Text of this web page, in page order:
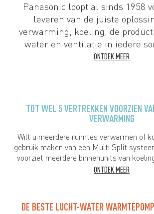
Panasonic loopt al sinds 1958
leveren van de juiste
verwarming, koeling, de
water en ventilatie in iedere
ONTDEK MEER
TOT WEL 5 VERTREKKEN VOORZIEN
VERWARMING
Wilt u meerdere ruimtes verwarmen of
gebruik maken van een Multi Split
voorziet meerdere binnenunits van
ONTDEK MEER
DE BESTE LUCHT-WATER